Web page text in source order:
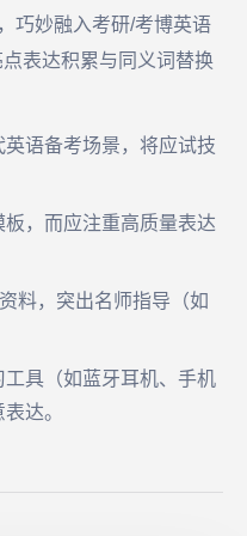
巧妙融入考研/考博英语
表达积累与同义词替换
语备考场景，将应试技
，而应注重高质量表达
料，突出名师指导（如
具（如蓝牙耳机、手机
达。